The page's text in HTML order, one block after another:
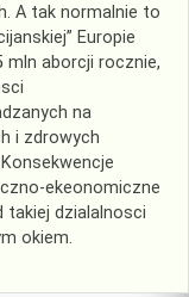
A tak normalnie to
Europie
mln aborcji rocznie,
na
i zdrowych
ekeonomiczne
takiej dzialalnosci
okiem.